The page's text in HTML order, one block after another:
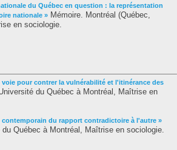
du Québec en question : la représentation
nationale » Mémoire. Montréal (Québec,
en sociologie.
voie pour contrer la vulnérabilité et l'itinérance des
du Québec à Montréal, Maîtrise en
du rapport contradictoire à l'autre »
Québec à Montréal, Maîtrise en sociologie.